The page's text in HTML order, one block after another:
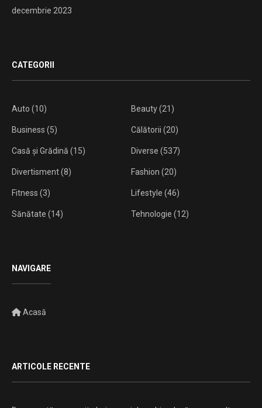
decembrie 2023
CATEGORII
Auto (10) Beauty(21)
Business (5) Călătorii (20)
Casă și Grădină (15) Diverse (537)
Divertisment(8) Fashion (20)
Fitness (3) Lifestyle (46)
Sănătate (14) Tehnologie (12)
NAVIGARE
Acasă
ARTICOLE RECENTE